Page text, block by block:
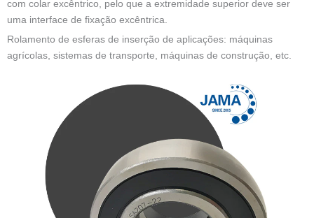
com colar excêntrico, pelo que a extremidade superior deve ser
uma interface de fixação excêntrica.
Rolamento de esferas de inserção de aplicações: máquinas
agrícolas, sistemas de transporte, máquinas de construção, etc.